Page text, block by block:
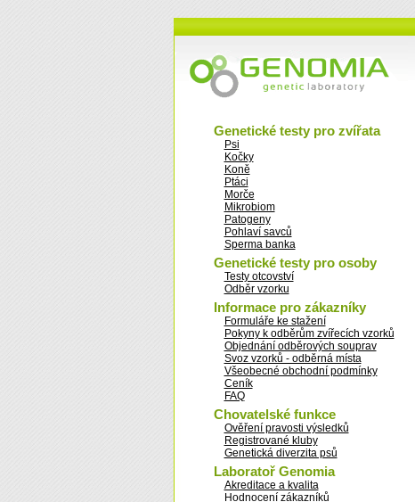
Genetické testy pro zvířata
Psi
Kočky
Koně
Ptáci
Morče
Mikrobiom
Patogeny
Pohlaví savců
Sperma banka
Genetické testy pro osoby
Testy otcovství
Odběr vzorku
Informace pro zákazníky
Formuláře ke stažení
Pokyny k odběrům zvířecích vzorků
Objednání odběrových souprav
Svoz vzorků - odběrná místa
Všeobecné obchodní podmínky
Ceník
FAQ
Chovatelské funkce
Ověření pravosti výsledků
Registrované kluby
Genetická diverzita psů
Laboratoř Genomia
Akreditace a kvalita
Hodnocení zákazníků